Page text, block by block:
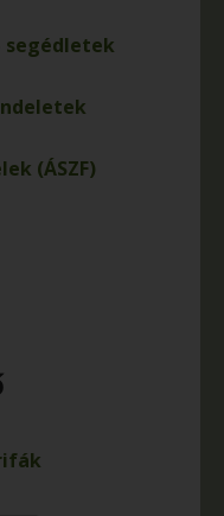
(ÁSZF)